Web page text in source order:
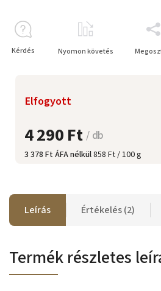
4 290 Ft/ db
3 378 Ft ÁFA nélkül858 Ft / 100 g
Elfogyott
Kérdés Nyomon követés
Leírás Értékelés (2)
Termék részletes